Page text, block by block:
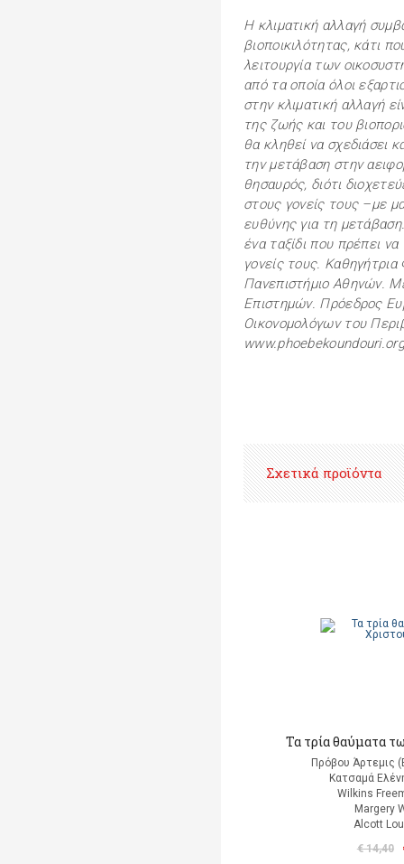
Η κλιματική αλλαγή
βιοποικιλότητας, κάτι
λειτουργία των
από τα οποία όλοι
στην κλιματική αλλαγή
της ζωής και του
θα κληθεί να σχεδιάσει
την μετάβαση στην
θησαυρός, διότι
στους γονείς τους –με
ευθύνης για τη
ένα ταξίδι που πρέπει
γονείς τους.
Πανεπιστήμιο Αθηνών.
Επιστημών. Πρόεδρος
Οικονομολόγων του
www.phoebekoundouri.org
Σχετικά προϊόντα
Τα τρία θαύματα
Πρόβου Άρτεμις
Κατσαμά
Wilkins
Margery
Alcott
€ 14,40